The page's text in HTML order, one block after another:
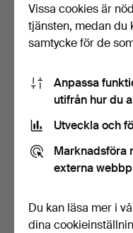
MULE CHEST, ek,
Charles II, omkring 1680.
Klubbades 2 jul 2026
2 bud
Utvalt
Vissa cookies är
tjänsten, medan du
samtycke för de
Anpassa
utifrån hur du
Utveckla och
Marknadsföra
externa
Du kan läsa mer i
dina